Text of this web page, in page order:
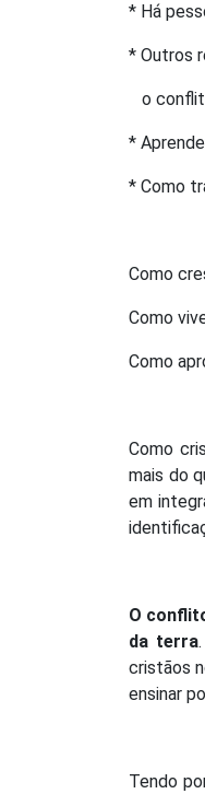
* Há
* Outros
o
*
* Como
Como
Como
Como
Como
mais do
em
O
da terra
cristãos
ensinar
Tendo